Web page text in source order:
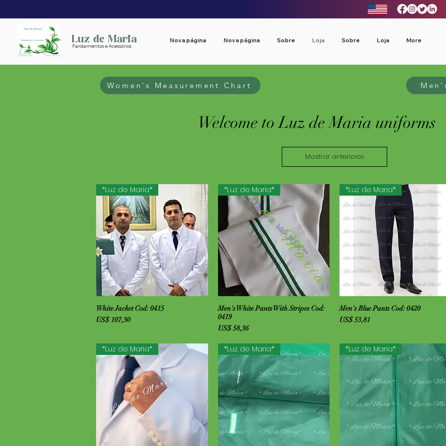
Luz de Maria
Fardamentos e Acessórios
Nova página Nova página Sobre Loja Sobre Loja More
Women's Measurement Chart
Welcome to Luz de Maria uniforms
Mostrar anteriores
Visualização rápida
*Luz de Maria*
White Jacket Cod: 0415
Preço
US$ 107,30
Visualização rápida
*Luz de Maria*
Men's White Pants With Stripes Cod:
0419
Preço
US$ 58,36
Visualização rápida
*Luz de Maria*
Men's Blue Pants Cod: 0420
Preço
US$ 53,81
*Luz de Maria* *Luz de Maria* *Luz de Maria*